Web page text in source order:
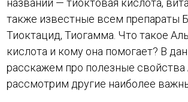
названий — тиоктовая кислота,
также известные всем препараты
Тиоктацид, Тиогамма. Что такое
кислота и кому она помогает? В
расскажем про полезные
рассмотрим другие наиболее